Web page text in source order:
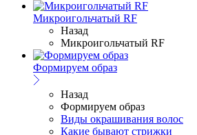
Микроигольчатый RF
Назад
Микроигольчатый RF
Формируем образ
Назад
Формируем образ
Виды окрашивания волос
Какие бывают стрижки